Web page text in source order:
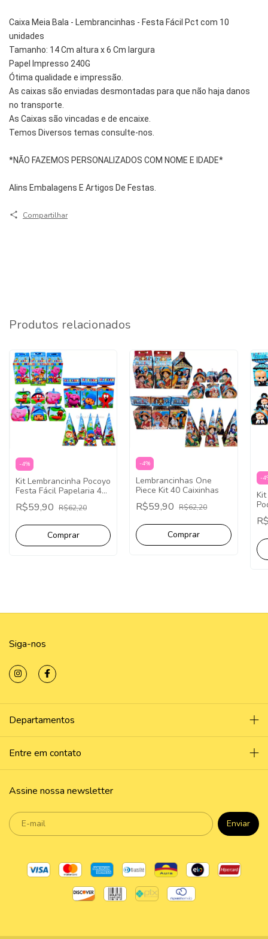
Caixa Meia Bala - Lembrancinhas - Festa Fácil Pct com 10
unidades
Tamanho: 14 Cm altura x 6 Cm largura
Papel Impresso 240G
Ótima qualidade e impressão.
As caixas são enviadas desmontadas para que não haja danos
no transporte.
As Caixas são vincadas e de encaixe.
Temos Diversos temas consulte-nos.
*NÃO FAZEMOS PERSONALIZADOS COM NOME E IDADE*
Alins Embalagens E Artigos De Festas.
Compartilhar
Produtos relacionados
-4%
Kit Lembrancinha Pocoyo
Festa Fácil Papelaria 40
Caixinhas
R$59,90 R$62,20
-4%
Lembrancinhas One
Piece Kit 40 Caixinhas
R$59,90 R$62,20
-4
Siga-nos
Departamentos
Entre em contato
Assine nossa newsletter